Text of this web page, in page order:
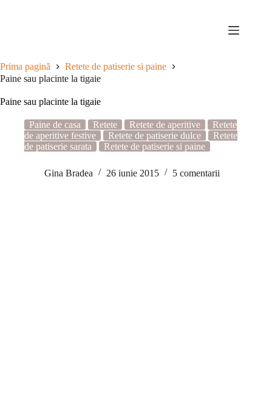
Prima pagină
Retete de patiserie si paine
Paine sau placinte la tigaie
Paine sau placinte la tigaie
Paine de casa Retete Retete de aperitive
Retete
de aperitive festive
Retete de patiserie dulce
Retete
de patiserie sarata
Retete de patiserie si paine
Gina Bradea 26 iunie 2015 5 comentarii